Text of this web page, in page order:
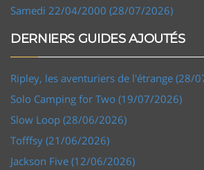
Samedi 22/04/2000 (28/07/2026)
DERNIERS GUIDES AJOUTÉS
Ripley, les aventuriers de l'étrange (28/
Solo Camping for Two (19/07/2026)
Slow Loop (28/06/2026)
Tofffsy (21/06/2026)
Jackson Five (12/06/2026)